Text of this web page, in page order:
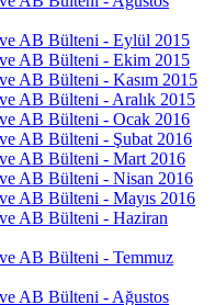
ve AB Bülteni - Eylül 2015
ve AB Bülteni - Ekim 2015
AB Bülteni - Kasım 2015
AB Bülteni - Aralık 2015
ve AB Bülteni - Ocak 2016
AB Bülteni - Şubat 2016
ve AB Bülteni - Mart 2016
ve AB Bülteni - Nisan 2016
AB Bülteni - Mayıs 2016
ve AB Bülteni - Haziran
AB Bülteni - Temmuz
AB Bülteni - Ağustos